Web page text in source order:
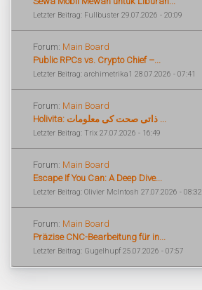
Letzter Beitrag: Fullbuster 29.07.2026 - 20:09
Forum: Main Board
Public RPCs vs. Crypto Chief –...
Letzter Beitrag: archimetrika1 28.07.2026 - 07:41
Forum: Main Board
Holivita: ذاتی صحت کی معلومات ...
Letzter Beitrag: Trix 27.07.2026 - 16:49
Forum: Main Board
Escape If You Can: A Deep Dive...
Letzter Beitrag: Olivier McIntosh 27.07.2026 - 08:32
Forum: Main Board
Präzise CNC-Bearbeitung für in...
Letzter Beitrag: Gugelhupf 25.07.2026 - 07:57